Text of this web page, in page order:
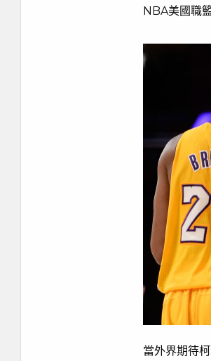
NBA美國職
當外界期待